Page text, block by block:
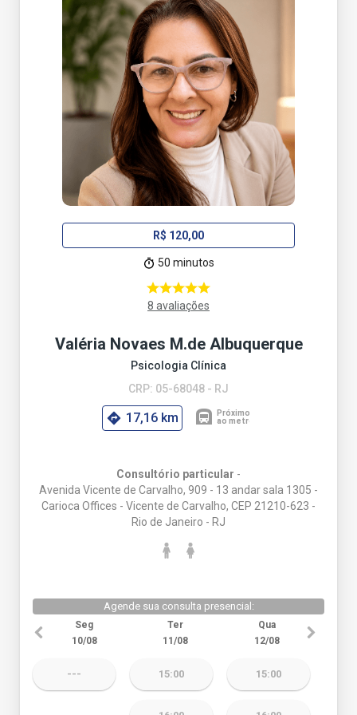
R$ 120,00
50 minutos
8 avaliações
Valéria Novaes M.de Albuquerque
Psicologia Clínica
CRP: 05-68048 - RJ
17,16 km
Consultório particular -
Avenida Vicente de Carvalho, 909 - 13 andar sala 1305 -
Carioca Offices - Vicente de Carvalho, CEP 21210-623 -
Rio de Janeiro - RJ
Agende sua consulta presencial:
Seg
10/08
Ter
11/08
Qua
12/08
--- 15:00 15:00